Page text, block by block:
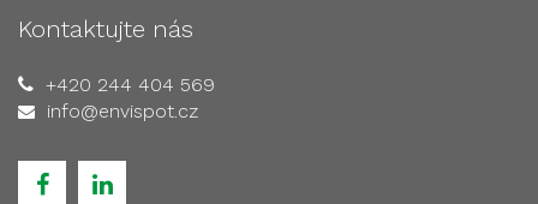
Kontaktujte nás
+420 244 404 569
info@envispot.cz